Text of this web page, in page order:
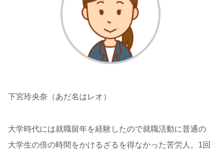
下宮玲央奈（あだ名はレオ）
大学時代には就職留年を経験したので就職活動に普通の
大学生の倍の時間をかけるざるを得なかった苦労人。1回